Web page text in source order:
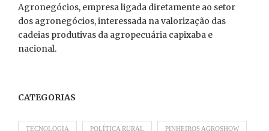
Agronegócios, empresa ligada diretamente ao setor
dos agronegócios, interessada na valorização das
cadeias produtivas da agropecuária capixaba e
nacional.
CATEGORIAS
TECNOLOGIA POLÍTICA RURAL PINHEIROS AGROSHOW